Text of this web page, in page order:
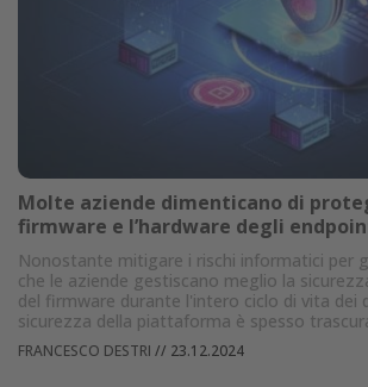
Molte aziende dimenticano di
firmware e l’hardware degli
Nonostante mitigare i rischi informatici per
che le aziende gestiscano meglio la
del firmware durante l'intero ciclo di vita dei
sicurezza della piattaforma è spesso
FRANCESCO DESTRI // 23.12.2024